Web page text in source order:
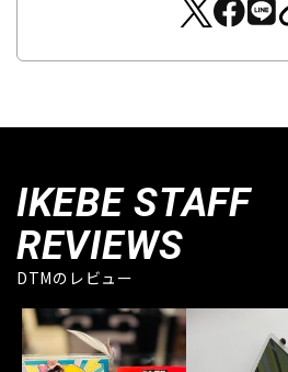
IKEBE STAFF
REVIEWS
DTMのレビュー